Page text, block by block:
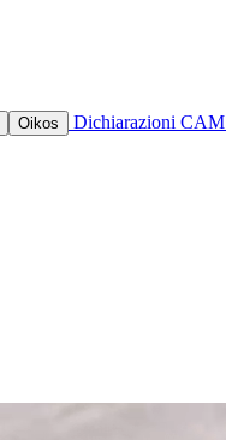
Oikos Dichiarazioni CAM